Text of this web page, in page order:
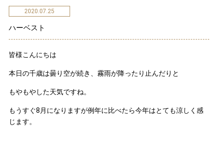
2020.07.25
ハーベスト
皆様こんにちは
本日の千歳は曇り空が続き、霧雨が降ったり止んだりと
もやもやした天気ですね。
もうすぐ8月になりますが例年に比べたら今年はとても涼しく感
じます。